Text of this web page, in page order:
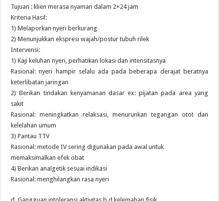
Tujuan : klien merasa nyaman dalam 2×24 jam
Kriteria Hasil:
1) Melaporkan nyeri berkurang
2) Menunjukkan ekspresi wajah/postur tubuh rilek
Intervensi:
1) Kaji keluhan nyeri, perhatikan lokasi dan intensitasnya
Rasional: nyeri hampir selalu ada pada beberapa derajat beratnya
keterlibatan jaringan
2) Berikan tindakan kenyamanan dasar ex: pijatan pada area yang
sakit
Rasional: meningkatkan relaksasi, menurunkan tegangan otot dan
kelelahan umum
3) Pantau TTV
Rasional: metode IV sering digunakan pada awal untuk
memaksimalkan efek obat
4) Berikan analgetik sesuai indikasi
Rasional: menghilangkan rasa nyeri